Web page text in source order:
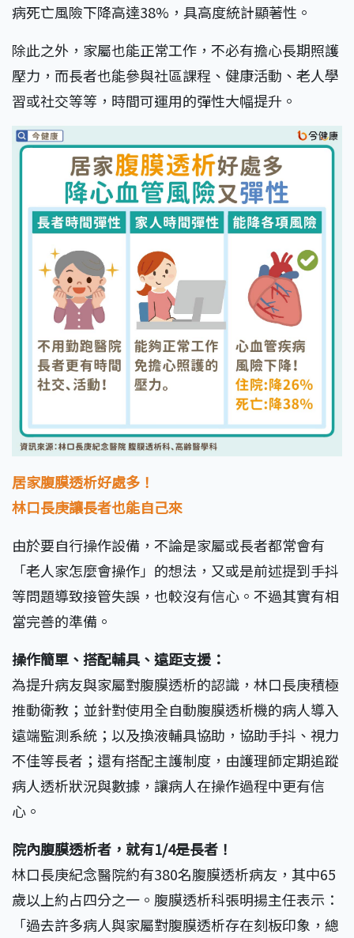
病死亡風險下降高達38%，具高度統計顯著性。
除此之外，家屬也能正常工作，不必有擔心長期照護
壓力，而長者也能參與社區課程、健康活動、老人學
習或社交等等，時間可運用的彈性大幅提升。
居家腹膜透析好處多！
林口長庚讓長者也能自己來
由於要自行操作設備，不論是家屬或長者都常會有
「老人家怎麼會操作」的想法，又或是前述提到手抖
等問題導致接管失誤，也較沒有信心。不過其實有相
當完善的準備。
操作簡單、搭配輔具、遠距支援：
為提升病友與家屬對腹膜透析的認識，林口長庚積極
推動衛教；並針對使用全自動腹膜透析機的病人導入
遠端監測系統；以及換液輔具協助，協助手抖、視力
不佳等長者；還有搭配主護制度，由護理師定期追蹤
病人透析狀況與數據，讓病人在操作過程中更有信
心。
院內腹膜透析者，就有1/4是長者！
林口長庚紀念醫院約有380名腹膜透析病友，其中65
歲以上約占四分之一。腹膜透析科張明揚主任表示：
「過去許多病人與家屬對腹膜透析存在刻板印象，總